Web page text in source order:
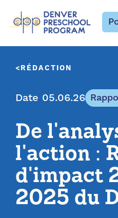
RÉDACTION
Date 05.06.26
De
l'action :
d'impact
2025 du